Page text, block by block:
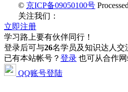
© 京ICP备09050100号
关注我们：
立即注册
学习路上要有伙伴同行！
登录后可与26名学员及知识达人交
已有本站帐号？ 登录 也可从合作网
QQ账号登陆